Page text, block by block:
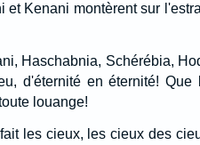
et Kenani montèrent sur
Haschabnia, Schérébia,
d'éternité en éternité!
louange!
les cieux, les cieux des